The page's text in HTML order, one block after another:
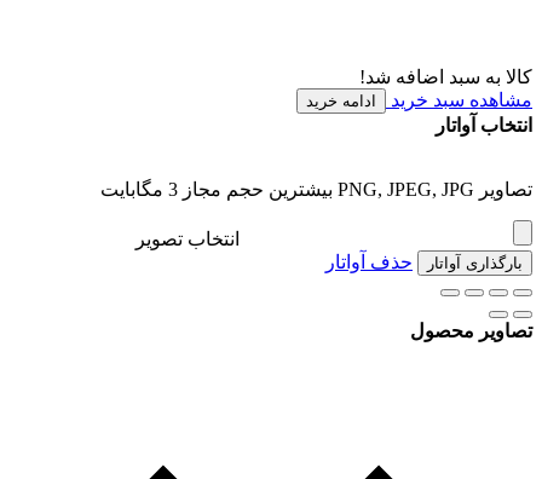
کالا به سبد اضافه شد!
مشاهده سبد خرید
ادامه خرید
انتخاب آواتار
تصاویر PNG, JPEG, JPG بیشترین حجم مجاز 3 مگابایت
انتخاب تصویر
بارگذاری آواتار حذف آواتار
تصاویر محصول